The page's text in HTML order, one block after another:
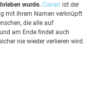
wurde. Ciaran ist der
mit ihrem Namen verknüpft
die alle auf
am Ende findet auch
nie wieder verlieren wird.